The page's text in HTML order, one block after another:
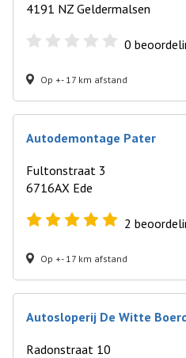
4191 NZ Geldermalsen
0
Op +- 17 km afstand
Autodemontage Pater
Fultonstraat 3
6716AX Ede
2
Op +- 17 km afstand
Autosloperij De Witte
Radonstraat 10